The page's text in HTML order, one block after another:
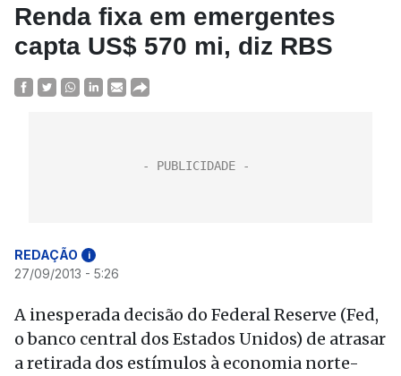
Renda fixa em emergentes
capta US$ 570 mi, diz RBS
REDAÇÃO i
27/09/2013 - 5:26
A inesperada decisão do Federal Reserve (Fed,
o banco central dos Estados Unidos) de atrasar
a retirada dos estímulos à economia norte-